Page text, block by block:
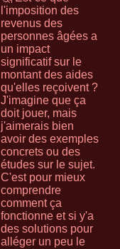
l'imposition des
revenus des
personnes âgées a
un impact
significatif sur le
montant des aides
qu'elles reçoivent ?
J'imagine que ça
doit jouer, mais
j'aimerais bien
avoir des exemples
concrets ou des
études sur le sujet.
C'est pour mieux
comprendre
comment ça
fonctionne et si y'a
des solutions pour
alléger un peu le